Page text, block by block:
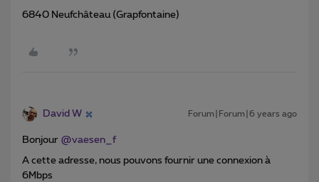
6840 Neufchâteau (Grapfontaine)
David W Forum|Forum|6 years ago
Bonjour @vaesen_f
A cette adresse, nous pouvons fournir une connexion à
6Mbps